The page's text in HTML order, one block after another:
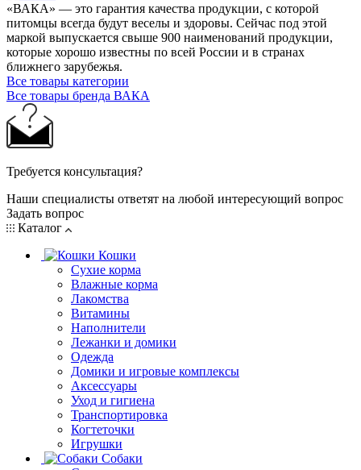
«ВАКА» — это гарантия качества продукции, с которой
питомцы всегда будут веселы и здоровы. Сейчас под этой
маркой выпускается свыше 900 наименований продукции,
которые хорошо известны по всей России и в странах
ближнего зарубежья.
Все товары категории
Все товары бренда ВАКА
Требуется консультация?
Наши специалисты ответят на любой интересующий вопрос
Задать вопрос
Каталог
Кошки
Сухие корма
Влажные корма
Лакомства
Витамины
Наполнители
Лежанки и домики
Одежда
Домики и игровые комплексы
Аксессуары
Уход и гигиена
Транспортировка
Когтеточки
Игрушки
Собаки